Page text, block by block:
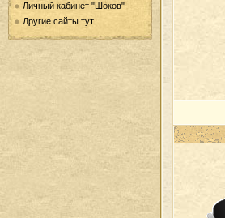
Личный кабинет "Шоков"
Другие сайты тут...